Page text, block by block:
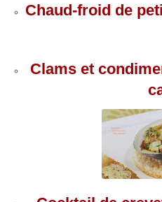
Chaud-froid de
Clams et